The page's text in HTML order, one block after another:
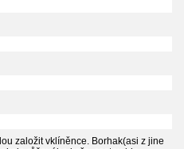
založit vklíněnce. Borhak(asi z jine